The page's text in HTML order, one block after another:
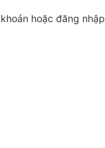
hoặc đăng nhập